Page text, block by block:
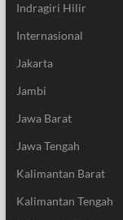
Indragiri Hilir
Internasional
Jakarta
Jambi
Jawa Barat
Jawa Tengah
Kalimantan Barat
Kalimantan Tengah